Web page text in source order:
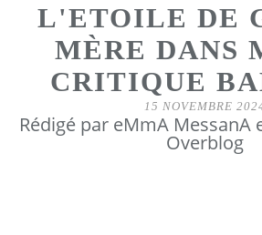
L'ETOILE DE
MÈRE DANS
CRITIQUE
15 NOVEMBRE
Rédigé par eMmA MessanA
Overblog